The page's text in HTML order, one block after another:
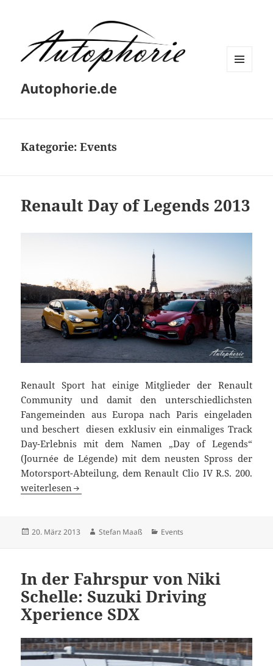
Autophorie.de
Kategorie:Events
Renault Day of Legends 2013
Renault Sport hat einige Mitglieder der Renault
Community und damit den unterschiedlichsten
Fangemeinden aus Europa nach Paris eingeladen
und beschert diesen exklusiv ein einmaliges Track
Day-Erlebnis mit dem Namen „Day of Legends“
(Journée de Légende) mit dem neusten Spross der
Motorsport-Abteilung, dem Renault Clio IV R.S. 200.
Renault Day of Legends 2013
weiterlesen
Veröffentlicht
20. März 2013 Autor
Stefan Maaß Kategorien
Events
In der Fahrspur von Niki
Schelle: Suzuki Driving
Xperience SDX